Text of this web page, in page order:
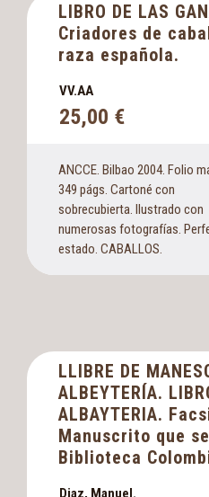
LIBRO DE LAS
Criadores de
raza española.
VV.AA
25,00 €
ANCCE. Bilbao 2004. Folio
349 págs. Cartoné con
sobrecubierta. Ilustrado con
numerosas fotografías.
estado. CABALLOS.
LLIBRE DE
ALBEYTERÍA.
ALBAYTERIA.
Manuscrito que
Biblioteca
Diaz, Manuel.